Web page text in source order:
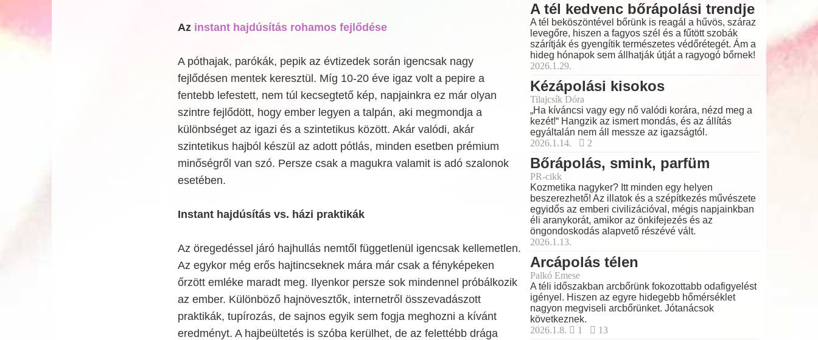
Az instant hajdúsítás rohamos fejlődése
A póthajak, parókák, pepik az évtizedek során igencsak nagy
fejlődésen mentek keresztül. Míg 10-20 éve igaz volt a pepire a
fentebb lefestett, nem túl kecsegtető kép, napjainkra ez már olyan
szintre fejlődött, hogy ember legyen a talpán, aki megmondja a
különbséget az igazi és a szintetikus között. Akár valódi, akár
szintetikus hajból készül az adott pótlás, minden esetben prémium
minőségről van szó. Persze csak a magukra valamit is adó szalonok
esetében.
Instant hajdúsítás vs. házi praktikák
Az öregedéssel járó hajhullás nemtől függetlenül igencsak kellemetlen.
Az egykor még erős hajtincseknek mára már csak a fényképeken
őrzött emléke maradt meg. Ilyenkor persze sok mindennel próbálkozik
az ember. Különböző hajnövesztők, internetről összevadászott
praktikák, tupírozás, de sajnos egyik sem fogja meghozni a kívánt
eredményt. A hajbeültetés is szóba kerülhet, de az felettébb drága
A tél kedvenc bőrápolási trendje
A tél beköszöntével bőrünk is reagál a hűvös, száraz
levegőre, hiszen a fagyos szél és a fűtött szobák
szárítják és gyengítik természetes védőrétegét. Ám a
hideg hónapok sem állhatják útját a ragyogó bőrnek!
2026.1.29.
Kézápolási kisokos
Tilajcsík Dóra
„Ha kíváncsi vagy egy nő valódi korára, nézd meg a
kezét!“ Hangzik az ismert mondás, és az állítás
egyáltalán nem áll messze az igazságtól.
2026.1.14.
2
Bőrápolás, smink, parfüm
PR-cikk
Kozmetika nagyker? Itt minden egy helyen
beszerezhető! Az illatok és a szépítkezés művészete
egyidős az emberi civilizációval, mégis napjainkban
éli aranykorát, amikor az önkifejezés és az
öngondoskodás alapvető részévé vált.
2026.1.13.
Arcápolás télen
Palkó Emese
A téli időszakban arcbőrünk fokozottabb odafigyelést
igényel. Hiszen az egyre hidegebb hőmérséklet
nagyon megviseli arcbőrünket. Jótanácsok
következnek.
2026.1.8.
1 13